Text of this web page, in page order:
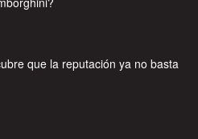
que la reputación ya no basta